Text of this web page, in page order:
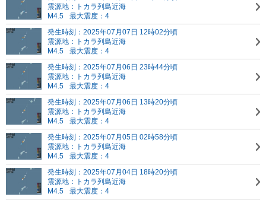
震源地：トカラ列島近海
M4.5
最大震度：4
発生時刻：2025年07月07日 12時02分頃
震源地：トカラ列島近海
M4.5
最大震度：4
発生時刻：2025年07月06日 23時44分頃
震源地：トカラ列島近海
M4.5
最大震度：4
発生時刻：2025年07月06日 13時20分頃
震源地：トカラ列島近海
M4.5
最大震度：4
発生時刻：2025年07月05日 02時58分頃
震源地：トカラ列島近海
M4.5
最大震度：4
発生時刻：2025年07月04日 18時20分頃
震源地：トカラ列島近海
M4.5
最大震度：4